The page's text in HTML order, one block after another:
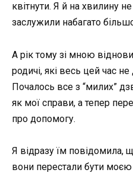
квітнути. Я й на хвилину
заслужили набагато
А рік тому зі мною
родичі, які весь цей час
Почалось все з “милих”
як мої справи, а тепер
про допомогу.
Я відразу їм повідомила,
вони перестали бути